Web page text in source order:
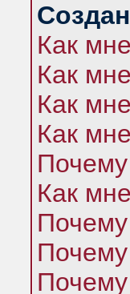
Как
Как
Как
Как
Как